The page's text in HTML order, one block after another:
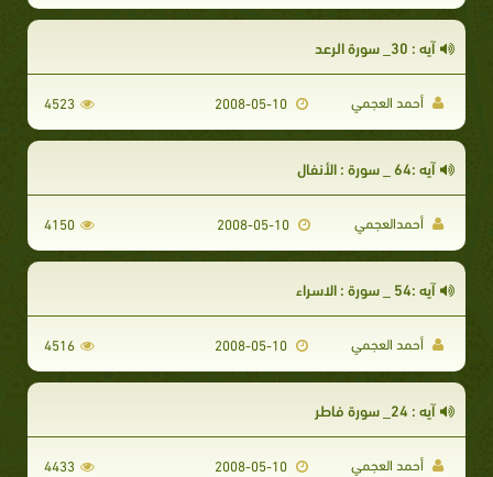
آيه : 30_ سورة الرعد
أحمد العجمي 2008-05-10
4523
آيه :64 _ سورة : الأنفال
أحمدالعجمي 2008-05-10
4150
آيه :54 _ سورة : الاسراء
أحمد العجمي 2008-05-10
4516
آيه : 24_ سورة فاطر
أحمد العجمي 2008-05-10
4433